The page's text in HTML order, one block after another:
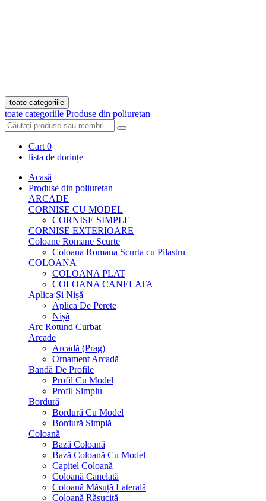
toate categoriile
toate categoriile Produse din poliuretan
Cart 0
lista de dorințe
Acasă
Produse din poliuretan
ARCADE
CORNISE CU MODEL
CORNISE SIMPLE
CORNISE EXTERIOARE
Coloane Romane Scurte
Coloana Romana Scurta cu Pilastru
COLOANA
COLOANA PLAT
COLOANA CANELATA
Aplica Și Nișă
Aplica De Perete
Nișă
Arc Rotund Curbat
Arcade
Arcadă (Prag)
Ornament Arcadă
Bandă De Profile
Profil Cu Model
Profil Simplu
Bordură
Bordură Cu Model
Bordură Simplă
Coloană
Bază Coloană
Bază Coloană Cu Model
Capitel Coloană
Coloană Canelată
Coloană Măsuță Laterală
Coloană Răsucită